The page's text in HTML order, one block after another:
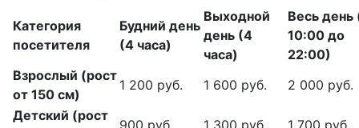
Категория
посетителя
Будний день
(4 часа)
Выходной
день (4
часа)
Весь день
10:00 до
22:00)
Взрослый (рост
от 150 см)
1 200 руб. 1 600 руб.
2 000 руб.
Детский (рост
900 руб. 1 300 руб.
1 700 руб.